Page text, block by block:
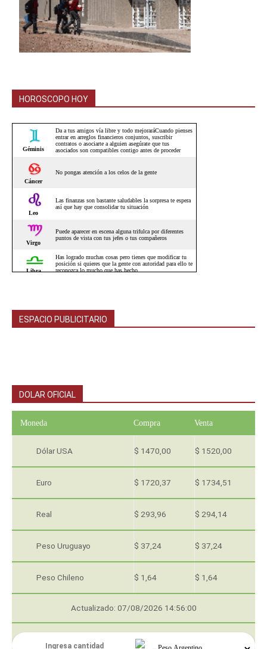
HOROSCOPO HOY
ESPACIO PUBLICITARIO
DOLAR OFICIAL
Moneda Compra Venta
Dólar USA $ 1470,00 $ 1520,00
Euro $ 1720,37 $ 1734,51
Real $ 293,96 $ 294,14
Peso Uruguayo $ 37,24 $ 37,24
Peso Chileno $ 1,64 $ 1,64
Actualizado: 07/08/2026 14:56:00